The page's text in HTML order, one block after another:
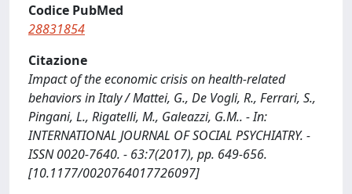
Codice PubMed
28831854
Citazione
Impact of the economic crisis on health-related
behaviors in Italy / Mattei, G., De Vogli, R., Ferrari, S.,
Pingani, L., Rigatelli, M., Galeazzi, G.M.. - In:
INTERNATIONAL JOURNAL OF SOCIAL PSYCHIATRY. -
ISSN 0020-7640. - 63:7(2017), pp. 649-656.
[10.1177/0020764017726097]